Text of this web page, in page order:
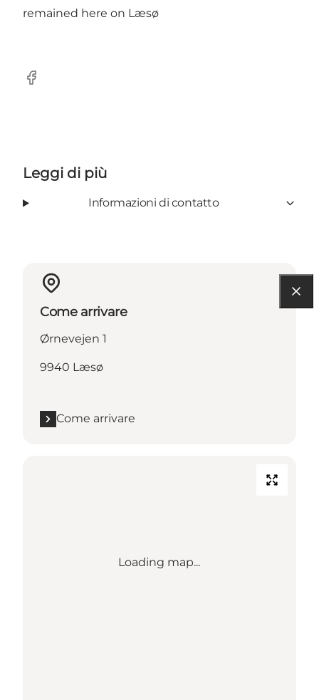
remained here on Læsø
Facebook
Leggi di più
Informazioni di contatto
Come arrivare
Ørnevejen 1
9940 Læsø
Come arrivare
Loading map...